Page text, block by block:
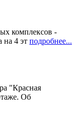
комплексов -
на 4 эт подробнее...
"Красная
Об